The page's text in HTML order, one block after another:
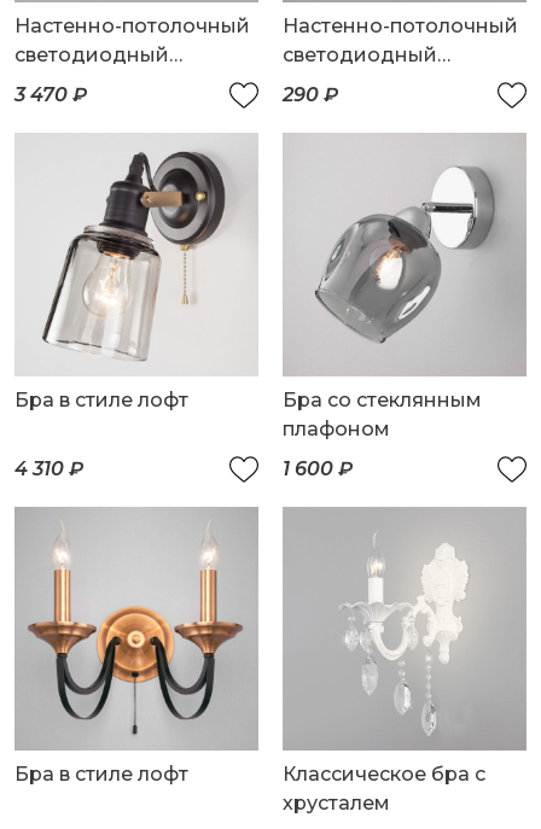
Настенно-потолочный
светодиодный
светильник
3 470 ₽
Настенно-потолочный
светодиодный
светильник
290 ₽
Бра в стиле лофт
4 310 ₽
Бра со стеклянным
плафоном
1 600 ₽
Бра в стиле лофт
Классическое бра с
хрусталем